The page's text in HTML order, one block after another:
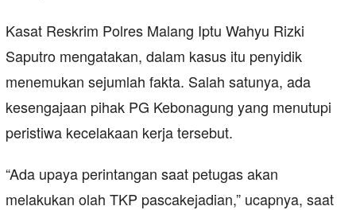
Kasat Reskrim Polres Malang Iptu Wahyu Rizki
Saputro mengatakan, dalam kasus itu penyidik
menemukan sejumlah fakta. Salah satunya, ada
kesengajaan pihak PG Kebonagung yang menutupi
peristiwa kecelakaan kerja tersebut.
“Ada upaya perintangan saat petugas akan
melakukan olah TKP pascakejadian,” ucapnya, saat